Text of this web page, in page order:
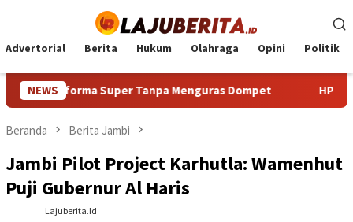
konten
Advertorial Berita Hukum Olahraga Opini Politik
NEWSSuper Tanpa Menguras Dompet HP Android
Beranda Berita Jambi
Jambi Pilot Project Karhutla: Wamenhut
Puji Gubernur Al Haris
Lajuberita.id